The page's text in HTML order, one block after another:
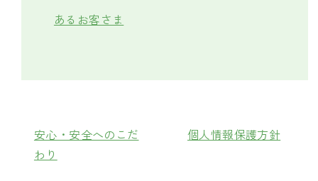
あるお客さま
安心・安全へのこだ
わり
個人情報保護方針